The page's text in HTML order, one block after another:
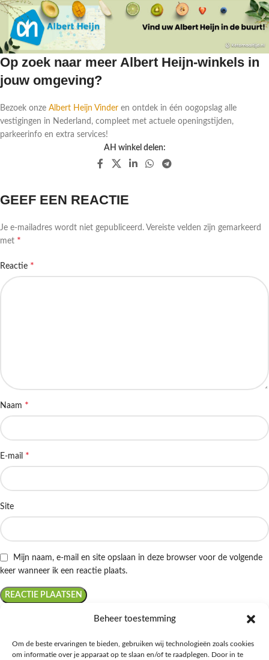
Beheer toestemming
Om de beste ervaringen te bieden, gebruiken wij technologieën zoals cookies
om informatie over je apparaat op te slaan en/of te raadplegen. Door in te
Op zoek naar meer Albert Heijn-winkels in
jouw omgeving?
Bezoek onze Albert Heijn Vinder en ontdek in één oogopslag alle
vestigingen in Nederland, compleet met actuele openingstijden,
parkeerinfo en extra services!
AH winkel delen:
GEEF EEN REACTIE
Je e-mailadres wordt niet gepubliceerd. Vereiste velden zijn gemarkeerd
met *
Reactie *
Naam *
E-mail *
Site
Mijn naam, e-mail en site opslaan in deze browser voor de volgende
keer wanneer ik een reactie plaats.
Ontdek de beste keto-vriendelijke keuzes van Albert Heijn, verrijk je